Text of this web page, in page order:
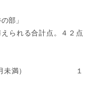
」
れる合計点。４２点
ヶ月未満） １